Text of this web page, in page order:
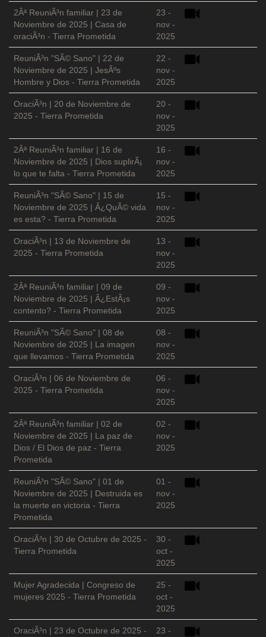
2Âª ReuniÃ³n familiar | 23 de
Noviembre de 2025 | Casa de
oraciÃ³n - Tierra Prometida
23 -
nov -
2025
ReuniÃ³n "SÃ© Sano" | 22 de
Noviembre de 2025 | JesÃºs
Hombre y Dios - Tierra Prometida
22 -
nov -
2025
OraciÃ³n | 20 de Noviembre de
2025 - Tierra Prometida
20 -
nov -
2025
2Âª ReuniÃ³n familiar | 16 de
Noviembre de 2025 | Dios suplirÃ¡
lo que te falta - Tierra Prometida
16 -
nov -
2025
ReuniÃ³n "SÃ© Sano" | 15 de
Noviembre de 2025 | Â¿QuÃ© vida
es esta? - Tierra Prometida
15 -
nov -
2025
OraciÃ³n | 13 de Noviembre de
2025 - Tierra Prometida
13 -
nov -
2025
2Âª ReuniÃ³n familiar | 09 de
Noviembre de 2025 | Â¿EstÃ¡s
contento? - Tierra Prometida
09 -
nov -
2025
ReuniÃ³n "SÃ© Sano" | 08 de
Noviembre de 2025 | La imagen
que llevamos - Tierra Prometida
08 -
nov -
2025
OraciÃ³n | 06 de Noviembre de
2025 - Tierra Prometida
06 -
nov -
2025
2Âª ReuniÃ³n familiar | 02 de
Noviembre de 2025 | La paz de
Dios / El Dios de paz - Tierra
Prometida
02 -
nov -
2025
ReuniÃ³n "SÃ© Sano" | 01 de
Noviembre de 2025 | Destruida es
la muerte en victoria - Tierra
Prometida
01 -
nov -
2025
OraciÃ³n | 30 de Octubre de 2025 -
Tierra Prometida
30 -
oct -
2025
Mujer Agradecida | Congreso de
mujeres 2025 - Tierra Prometida
25 -
oct -
2025
OraciÃ³n | 23 de Octubre de 2025 -
23 -